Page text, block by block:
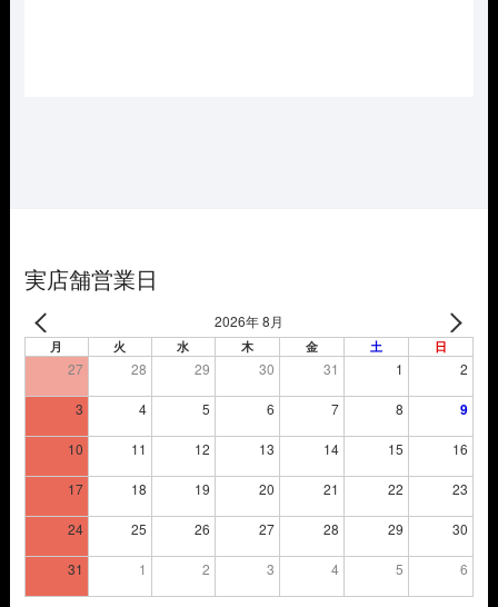
実店舗営業日
2026年 8月
月 火 水 木 金 土 日
27 28 29 30 31 1 2
3 4 5 6 7 8 9
10 11 12 13 14 15 16
17 18 19 20 21 22 23
24 25 26 27 28 29 30
31 1 2 3 4 5 6